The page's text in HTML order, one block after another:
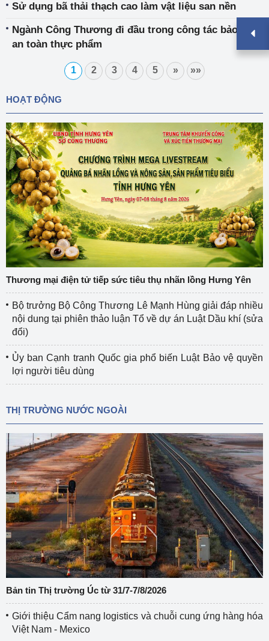
Sử dụng bã thải thạch cao làm vật liệu san nền
Ngành Công Thương đi đầu trong công tác bảo đảm
an toàn thực phẩm
1 2 3 4 5 » »»
HOẠT ĐỘNG
Thương mại điện tử tiếp sức tiêu thụ nhãn lồng Hưng Yên
Bộ trưởng Bộ Công Thương Lê Mạnh Hùng giải đáp nhiều
nội dung tại phiên thảo luận Tổ về dự án Luật Dầu khí (sửa
đổi)
Ủy ban Cạnh tranh Quốc gia phổ biến Luật Bảo vệ quyền
lợi người tiêu dùng
THỊ TRƯỜNG NƯỚC NGOÀI
Bản tin Thị trường Úc từ 31/7-7/8/2026
Giới thiệu Cẩm nang logistics và chuỗi cung ứng hàng hóa
Việt Nam - Mexico